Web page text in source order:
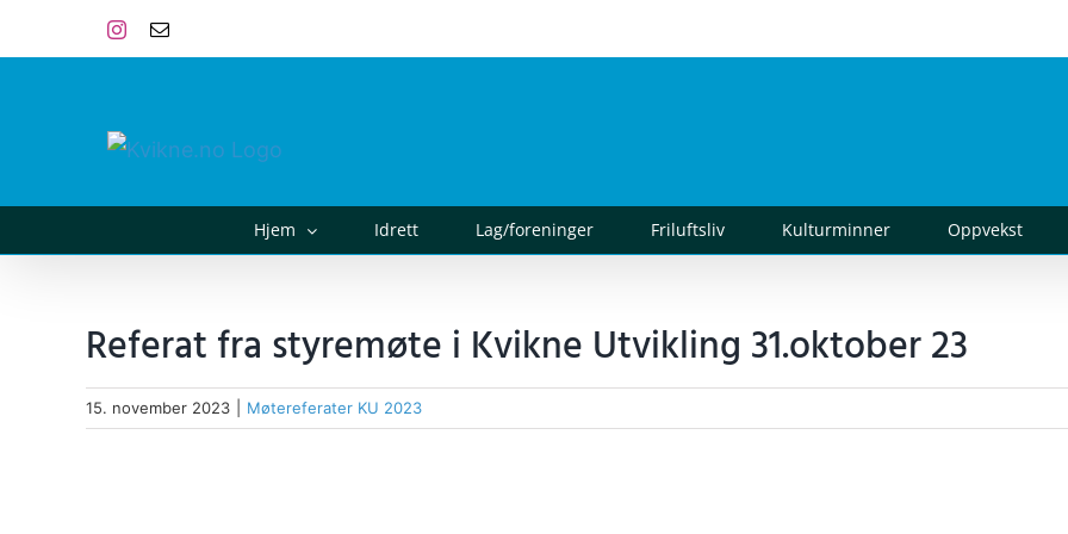
to
Instagram
E-
Hjem Idrett Lag/foreninger Friluftsliv Kulturminner Oppvekst
Referat fra styremøte i Kvikne Utvikling 31.oktober 23
15. november 2023 Møtereferater KU 2023